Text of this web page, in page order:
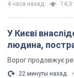
4 часа назад 14,3
У Києві
людина,
Ворог продовжує
22 минуты назад